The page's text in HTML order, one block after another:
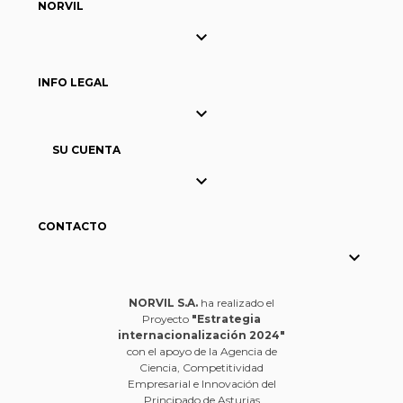
NORVIL

INFO LEGAL

SU CUENTA

CONTACTO

NORVIL S.A. ha realizado el
Proyecto "Estrategia
internacionalización 2024"
con el apoyo de la Agencia de
Ciencia, Competitividad
Empresarial e Innovación del
Principado de Asturias